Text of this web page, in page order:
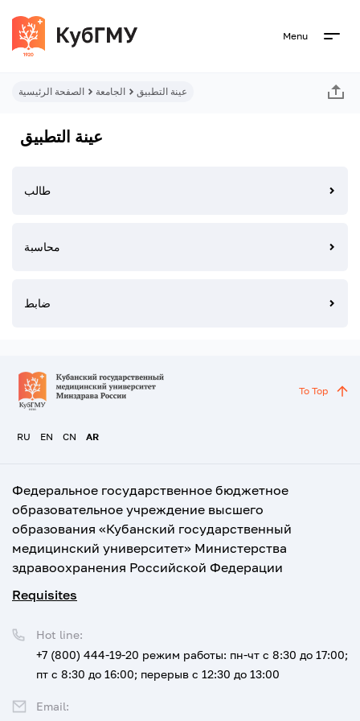
Menu
الصفحة الرئيسية الجامعة عينة التطبيق
عينة التطبيق
طالب
محاسبة
ضابط
RU EN CN AR
To Top
Федеральное государственное бюджетное
образовательное учреждение высшего
образования «Кубанский государственный
медицинский университет» Министерства
здравоохранения Российской Федерации
Requisites
Hot line:
+7 (800) 444-19-20 режим работы: пн-чт с 8:30 до 17:00;
пт с 8:30 до 16:00; перерыв с 12:30 до 13:00
Email: